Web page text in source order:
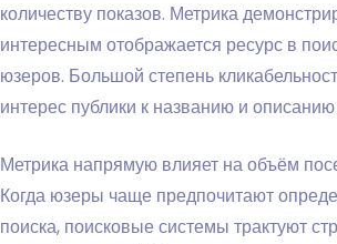
количеству показов. Метрика
интересным отображается ресурс в
юзеров. Большой степень
интерес публики к названию и
Метрика напрямую влияет на объём
Когда юзеры чаще предпочитают
поиска, поисковые системы трактуют